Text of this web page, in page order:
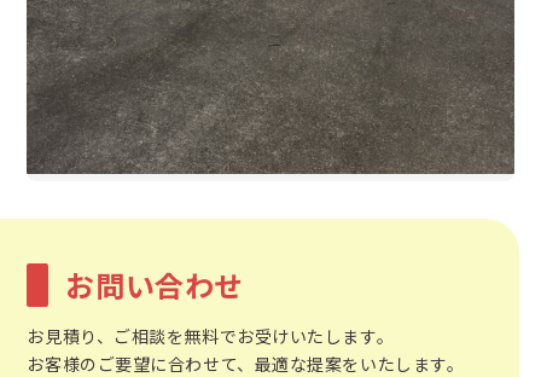
お問い合わせ
お見積り、ご相談を無料でお受けいたします。
お客様のご要望に合わせて、最適な提案をいたします。